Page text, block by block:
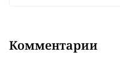
Комментарии